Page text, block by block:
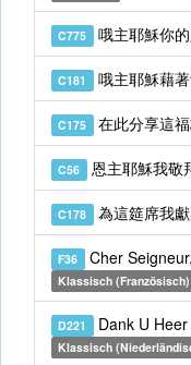
C775 哦主耶穌你
C181 哦主耶穌藉
C175 在此分享這
C56 恩主耶穌我敬
C178 為這筵席我
F36 Cher
Klassisch (Französisch)
D221 Dank U Heer
Klassisch